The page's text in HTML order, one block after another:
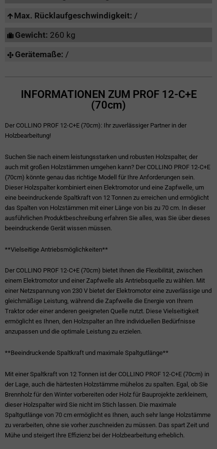
Max. Rücklaufgeschwindigkeit: /
Gewicht: 260 kg
Gerätemaße: /
INFORMATIONEN ZUM PROF 12-C+E
(70cm)
Der COLLINO PROF 12-C+E (70cm): Ihr zuverlässiger Partner in der
Holzbearbeitung!
Suchen Sie nach einem leistungsstarken und robusten Holzspalter, der
auch mit großen Holzstämmen umgehen kann? Der COLLINO PROF 12-C+E
(70cm) könnte genau das richtige Modell für Ihre Anforderungen sein.
Dieser Holzspalter kombiniert einen Elektromotor und eine Zapfwelle, um
eine beeindruckende Spaltkraft von 12 Tonnen zu erreichen und ermöglicht
das Spalten von Holzstämmen mit einer Länge von bis zu 70 cm. In dieser
ausführlichen Produktbeschreibung erfahren Sie alles, was Sie über dieses
beeindruckende Gerät wissen müssen.
**Vielseitige Antriebsmöglichkeiten**
Der COLLINO PROF 12-C+E (70cm) bietet Ihnen die Flexibilität, zwischen
einem Elektromotor und einer Zapfwelle als Antriebsquelle zu wählen. Mit
einer Netzspannung von 230 V bietet der Elektromotor eine zuverlässige und
gleichmäßige Leistung, während die Zapfwelle die Energie von Ihrem
Traktor oder einer anderen geeigneten Quelle nutzt. Diese Vielseitigkeit
ermöglicht es Ihnen, den Holzspalter an Ihre individuellen Bedürfnisse
anzupassen und die optimale Leistung zu erzielen.
**Beeindruckende Spaltkraft und maximale Spaltgutlänge**
Mit einer Spaltkraft von 12 Tonnen ist der COLLINO PROF 12-C+E (70cm) in
der Lage, auch die härtesten Holzstämme mühelos zu spalten. Egal, ob Sie
Brennholz für den Winter vorbereiten oder Holz für Bauprojekte zerkleinern,
dieser Holzspalter wird Sie nicht im Stich lassen. Die maximale
Spaltgutlänge von 70 cm ermöglicht es Ihnen, auch sehr lange Holzstämme
zu verarbeiten, ohne sie vorher zuschneiden zu müssen. Das spart Zeit und
Mühe und steigert Ihre Effizienz bei der Holzbearbeitung erheblich.